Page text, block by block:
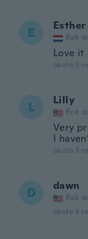
E Esther
Rok
Love it
około 3
L Lilly
Rok
Very
I
około 3
D dawn
Rok
około 3